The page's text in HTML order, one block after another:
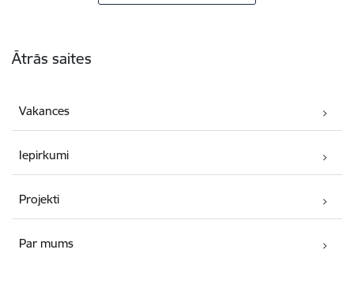
Ātrās saites
Vakances
Iepirkumi
Projekti
Par mums